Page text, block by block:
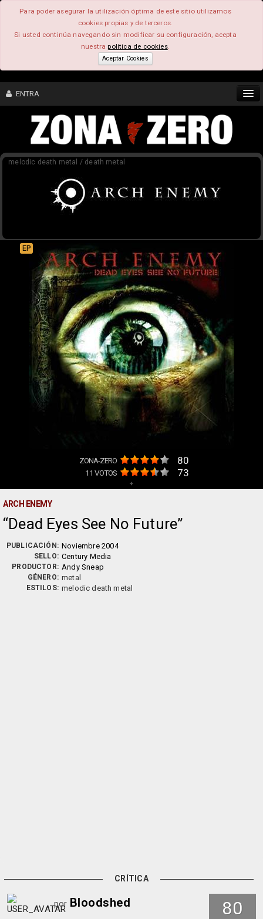
Para poder asegurar la utilización óptima de este sitio utilizamos
cookies propias y de terceros.
Si usted continúa navegando sin modificar su configuración, acepta
nuestrapolítica de cookies.
Aceptar Cookies
ENTRA
CONTENIDO
FEEEDBACK
melodic death metal / death metal
EP
ZONA-ZERO 80
11 VOTOS 73
+
ARCH ENEMY
Dead Eyes See No Future
PUBLICACIÓN: Noviembre 2004
SELLO: Century Media
PRODUCTOR: Andy Sneap
GÉNERO: metal
ESTILOS: melodic death metal
CRÍTICA
80
por Bloodshed